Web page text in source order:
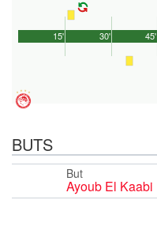
45'
15' 30'
BUTS
But
Ayoub El Kaabi